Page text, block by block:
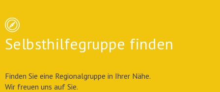
Selbsthilfegruppe finden
Finden Sie eine Regionalgruppe in Ihrer Nähe.
Wir freuen uns auf Sie.